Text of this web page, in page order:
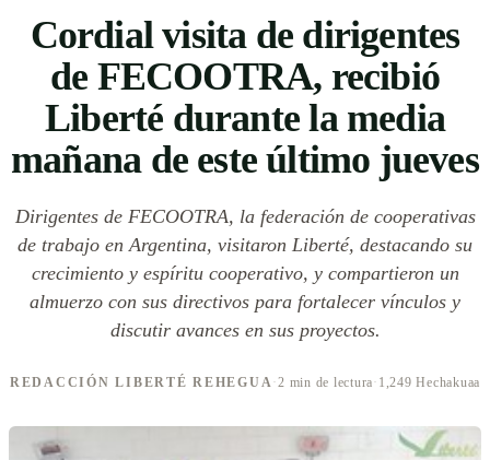
Cordial visita de dirigentes
de FECOOTRA, recibió
Liberté durante la media
mañana de este último jueves
Dirigentes de FECOOTRA, la federación de cooperativas
de trabajo en Argentina, visitaron Liberté, destacando su
crecimiento y espíritu cooperativo, y compartieron un
almuerzo con sus directivos para fortalecer vínculos y
discutir avances en sus proyectos.
REDACCIÓN LIBERTÉ REHEGUA·2 min de lectura· 1,249 Hechakuaa